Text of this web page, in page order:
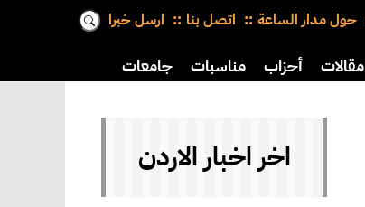
حول مدار الساعة اتصل بنا ارسل خبرا
مقالات أحزاب مناسبات جامعات
اخر اخبار الاردن